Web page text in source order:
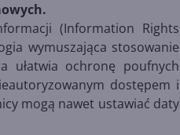
(Information Rights
wymuszająca stosowanie
ułatwia ochronę poufnych
dostępem i
mogą nawet ustawiać daty